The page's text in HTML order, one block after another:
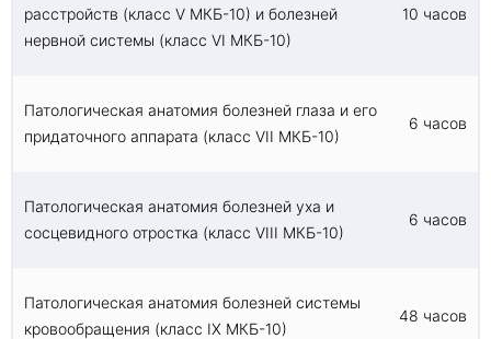
расстройств (класс V МКБ-10) и болезней
нервной системы (класс VI МКБ-10)
10 часов
Патологическая анатомия болезней глаза и его
придаточного аппарата (класс VII МКБ-10)
6 часов
Патологическая анатомия болезней уха и
сосцевидного отростка (класс VIII МКБ-10)
6 часов
Патологическая анатомия болезней системы
кровообращения (класс IX МКБ-10)
48 часов